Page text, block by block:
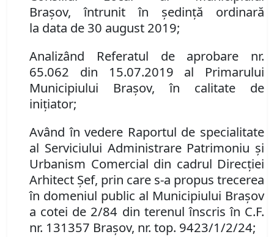
Braşov, întrunit în şedinţă ordinară
la data de 30 august 2019;
Analizând Referatul de aprobare nr.
65.062 din 15.07.2019 al Primarului
Municipiului Brașov, în calitate de
inițiator;
Având în vedere Raportul de specialitate
al Serviciului Administrare Patrimoniu şi
Urbanism Comercial din cadrul Direcției
Arhitect Șef, prin care s-a propus trecerea
în domeniul public al Municipiului Braşov
a cotei de 2/84 din terenul înscris în C.F.
nr. 131357 Brașov, nr. top. 9423/1/2/24;